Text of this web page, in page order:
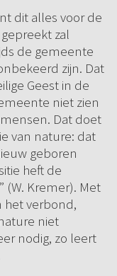
dit alles voor de
zal
de gemeente
zijn. Dat
Geest in de
niet zien
Dat doet
van nature: dat
geboren
heft de
(W. Kremer). Met
het verbond,
niet
nodig, zo leert